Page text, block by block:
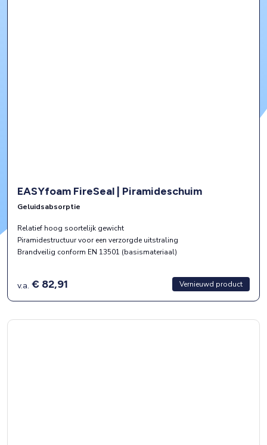
EASYfoam FireSeal | Piramideschuim
Geluidsabsorptie
Relatief hoog soortelijk gewicht
Piramidestructuur voor een verzorgde uitstraling
Brandveilig conform EN 13501 (basismateriaal)
Vernieuwd product
v.a. € 82,91